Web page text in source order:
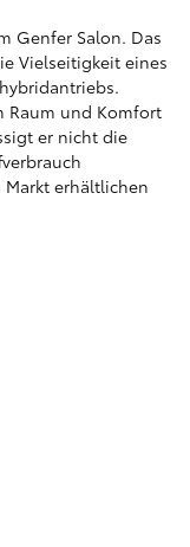
Genfer Salon. Das
Vielseitigkeit eines
Raum und Komfort
er nicht die
erhältlichen